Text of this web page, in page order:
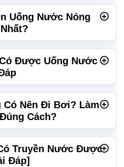
Uống Nước Nóng
Được Uống Nước
Có Nên Đi Bơi? Làm
Cách?
Truyền Nước Được
Đáp]